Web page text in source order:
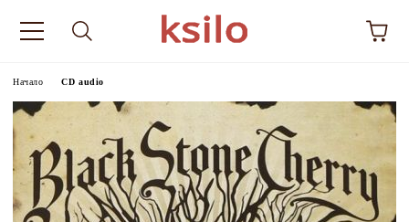
Начало CD audio